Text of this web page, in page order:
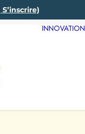
S’inscrire)
INNOVATION